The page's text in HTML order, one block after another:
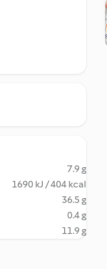
7.9 g
1690 kJ / 404 kcal
36.5 g
0.4 g
11.9 g